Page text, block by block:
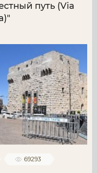
путь (Via
69293